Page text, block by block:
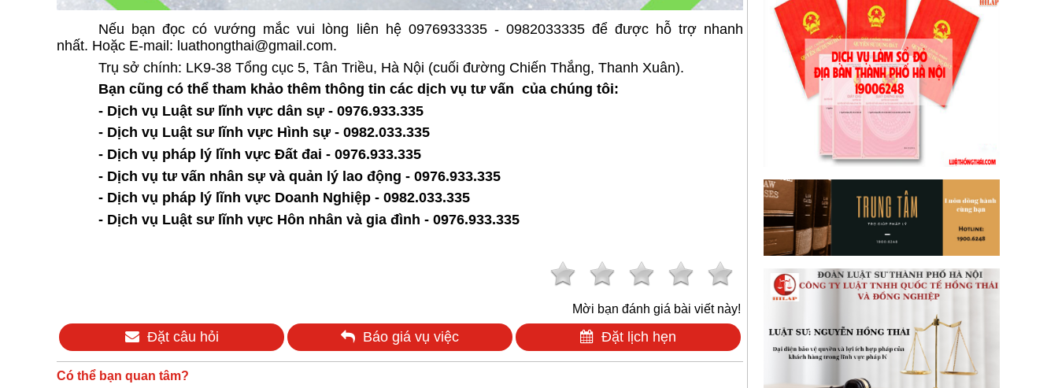
Nếu bạn đọc có vướng mắc vui lòng liên hệ 0976933335 - 0982033335 để được hỗ trợ nhanh
nhất. Hoặc E-mail: luathongthai@gmail.com.
Trụ sở chính: LK9-38 Tổng cục 5, Tân Triều, Hà Nội (cuối đường Chiến Thắng, Thanh Xuân).
Bạn cũng có thể tham khảo thêm thông tin các dịch vụ tư vấn của chúng tôi:
- Dịch vụ Luật sư lĩnh vực dân sự - 0976.933.335
- Dịch vụ Luật sư lĩnh vực Hình sự - 0982.033.335
- Dịch vụ pháp lý lĩnh vực Đất đai - 0976.933.335
- Dịch vụ tư vấn nhân sự và quản lý lao động - 0976.933.335
- Dịch vụ pháp lý lĩnh vực Doanh Nghiệp - 0982.033.335
- Dịch vụ Luật sư lĩnh vực Hôn nhân và gia đình - 0976.933.335
Mời bạn đánh giá bài viết này!
Đặt câu hỏi Báo giá vụ việc Đặt lịch hẹn
Có thể bạn quan tâm?